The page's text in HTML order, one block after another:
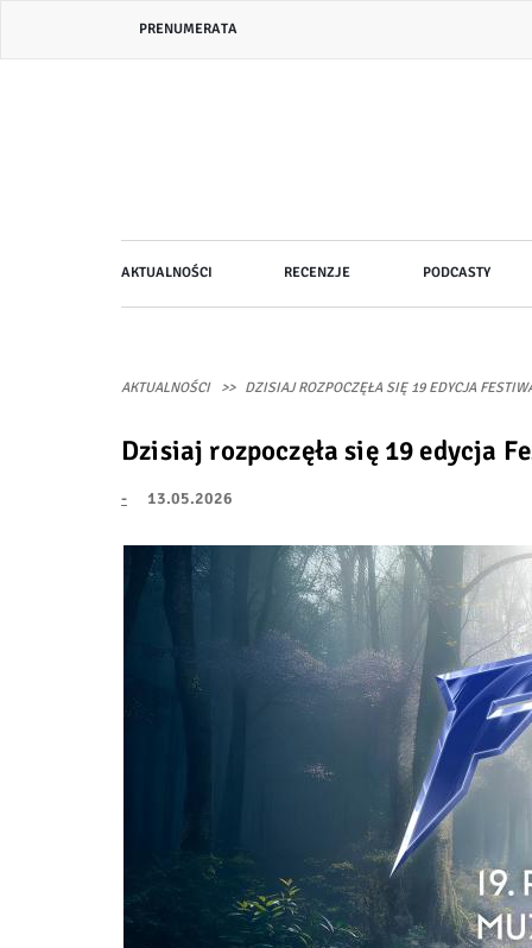
Header
PRENUMERATA
Główna
nawigacja
AKTUALNOŚCI RECENZJE PODCASTY
AKTUALNOŚCI DZISIAJ ROZPOCZĘŁA SIĘ 19 EDYCJA
Dzisiaj rozpoczęła się 19 edycja
- 13.05.2026